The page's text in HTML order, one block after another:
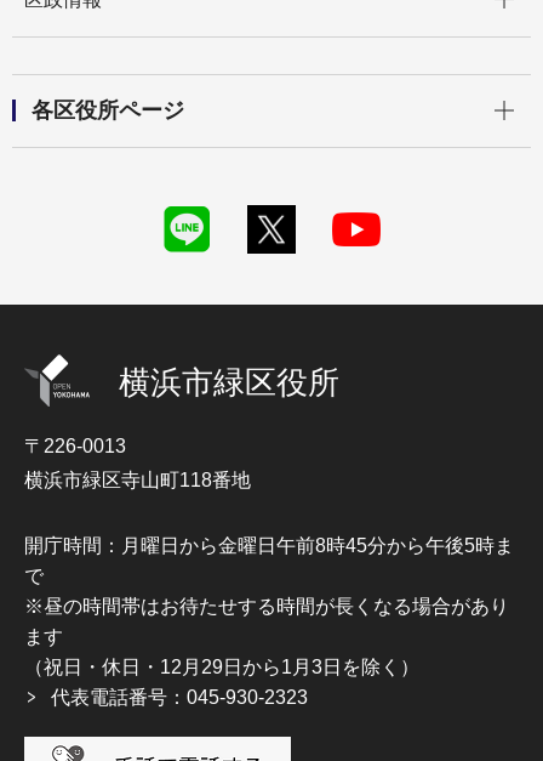
各区役所ページ
横浜市緑区役所
〒226-0013
横浜市緑区寺山町118番地
開庁時間：月曜日から金曜日午前8時45分から午後5時ま
で
※昼の時間帯はお待たせする時間が長くなる場合があり
ます
（祝日・休日・12月29日から1月3日を除く）
代表電話番号：045-930-2323